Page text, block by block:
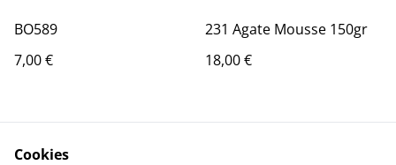
BO589
7,00 €
231 Agate Mousse 150gr
18,00 €
Cookies